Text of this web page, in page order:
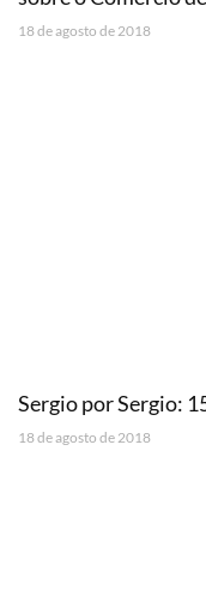
18 de agosto de 2018
Sergio por Sergio:
18 de agosto de 2018